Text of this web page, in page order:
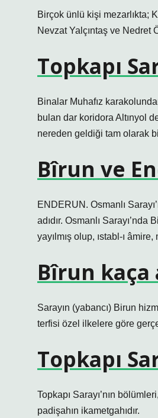
Birçok ünlü kişi mezarlıkta;
Nevzat Yalçıntaş ve Nedret
Topkapı
Binalar Muhafız
bulan dar koridora Altınyol
nereden geldiği tam olarak
Bîrun ve
ENDERUN. Osmanlı
adıdır. Osmanlı
yayılmış olup, ıstabl-ı
Bîrun kaça
Sarayın (yabancı) Birun
terfisi özel ilkelere göre
Topkapı
Topkapı Sarayı’nın
padişahın ikametgahıdır.